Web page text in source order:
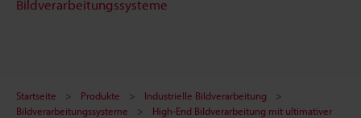
Bildverarbeitungssysteme
Startseite Produkte
Industrielle Bildverarbeitung
Bildverarbeitungssysteme
High-End Bildverarbeitung mit ultimativer